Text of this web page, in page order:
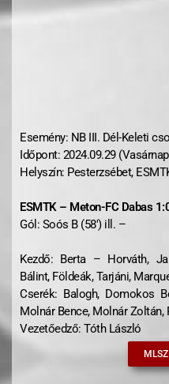
Esemény: NB III. Dél-Keleti
Időpont: 2024.09.29
Helyszín: Pesterzsébet,
ESMTK – Meton-FC Dabas
Gól: Soós B (58′) ill. –
Kezdő: Berta – Horváth,
Bálint, Földeák, Tarjáni,
Cserék: Balogh, Domokos
Molnár Bence, Molnár Zoltán,
Vezetőedző: Tóth László